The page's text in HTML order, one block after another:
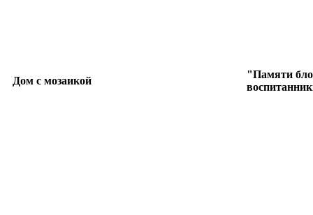
Дом с мозаикой
"Памяти